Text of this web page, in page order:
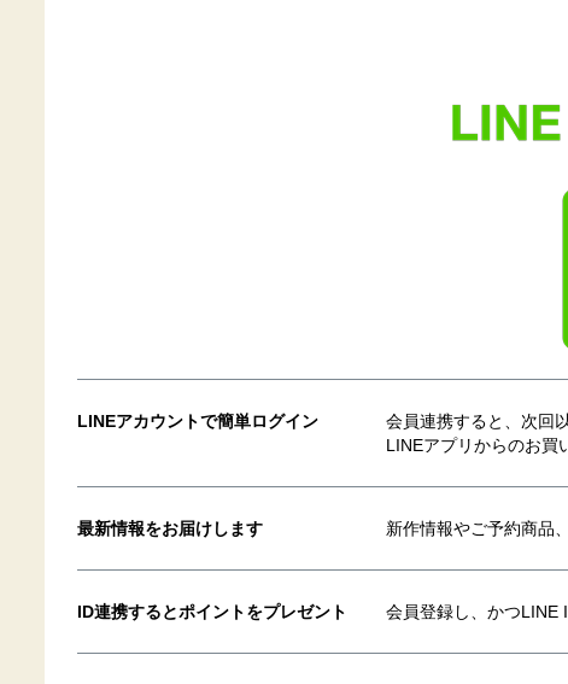
LINEアカウントで簡単ログイン
会員連携すると、次回
LINEアプリからのお買
最新情報をお届けします 新作情報やご予約商品
ID連携するとポイントをプレゼント 会員登録し、かつLINE